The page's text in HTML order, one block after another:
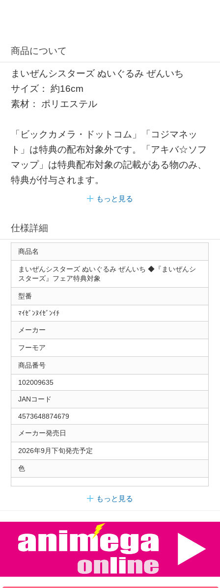
商品について
まいぜんシスターズ ぬいぐるみ ぜんいち
サイズ： 約16cm
素材： ポリエステル
「ビックカメラ・ドットコム」「コジマネッ
ト」は特典の配布対象外です。「アキバ☆ソフ
マップ」は特典配布対象の記載がある物のみ、
特典が付与されます。
もっと見る
仕様詳細
商品名
まいぜんシスターズ ぬいぐるみ ぜんいち ◆『まいぜんシ
スターズ』フェア特典対象
型番
ﾏｲｾﾞﾝﾇｲｾﾞﾝｲﾁ
メーカー
フーモア
商品番号
102009635
JANコード
4573648874679
メーカー発売日
2026年9月下旬発売予定
色
もっと見る